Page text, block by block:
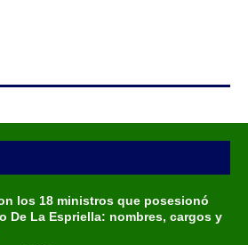
los 18 ministros que posesionó
De La Espriella: nombres, cargos y